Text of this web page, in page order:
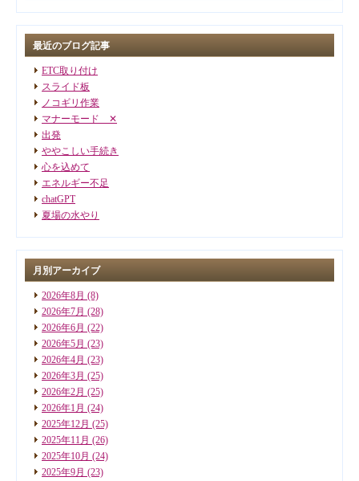
最近のブログ記事
ETC取り付け
スライド板
ノコギリ作業
マナーモード ✕
出発
ややこしい手続き
心を込めて
エネルギー不足
chatGPT
夏場の水やり
月別アーカイブ
2026年8月 (8)
2026年7月 (28)
2026年6月 (22)
2026年5月 (23)
2026年4月 (23)
2026年3月 (25)
2026年2月 (25)
2026年1月 (24)
2025年12月 (25)
2025年11月 (26)
2025年10月 (24)
2025年9月 (23)